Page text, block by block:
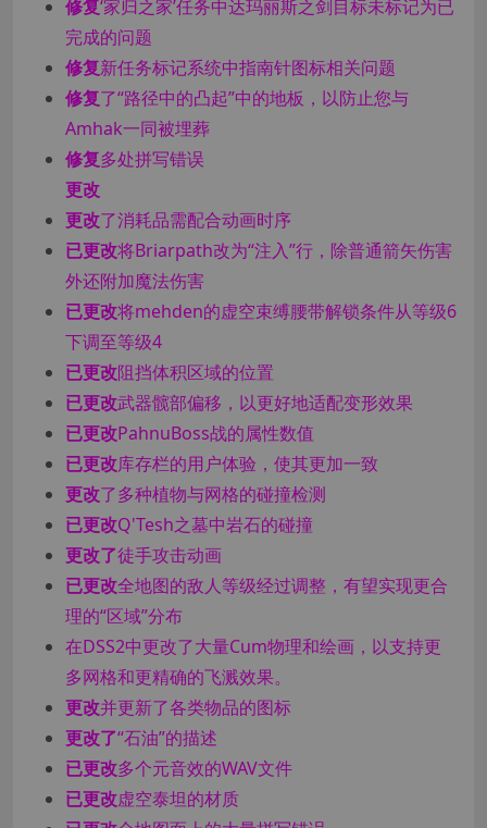
修复‘家归之家’任务中达玛丽斯之剑目标未标记为已
完成的问题
修复新任务标记系统中指南针图标相关问题
修复了“路径中的凸起”中的地板，以防止您与
Amhak一同被埋葬
修复多处拼写错误
更改
更改了消耗品需配合动画时序
已更改将Briarpath改为“注入”行，除普通箭矢伤害
外还附加魔法伤害
已更改将mehden的虚空束缚腰带解锁条件从等级6
下调至等级4
已更改阻挡体积区域的位置
已更改武器髋部偏移，以更好地适配变形效果
已更改PahnuBoss战的属性数值
已更改库存栏的用户体验，使其更加一致
更改了多种植物与网格的碰撞检测
已更改Q'Tesh之墓中岩石的碰撞
更改了徒手攻击动画
已更改全地图的敌人等级经过调整，有望实现更合
理的“区域”分布
在DSS2中更改了大量Cum物理和绘画，以支持更
多网格和更精确的飞溅效果。
更改并更新了各类物品的图标
更改了“石油”的描述
已更改多个元音效的WAV文件
已更改虚空泰坦的材质